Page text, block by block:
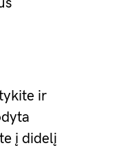
ir
į didelį